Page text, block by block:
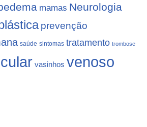
mamas Neurologia
prevenção
saúde sintomas tratamento trombose
vasinhos venoso